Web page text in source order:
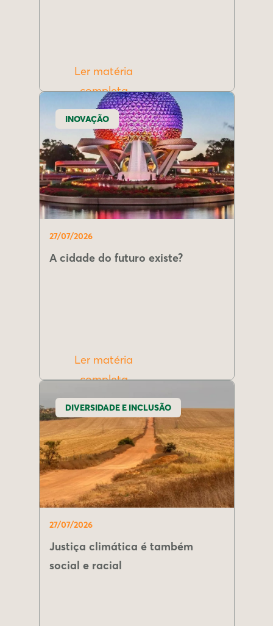
Ler matéria
completa
INOVAÇÃO
27/07/2026
A cidade do futuro existe?
Ler matéria
completa
DIVERSIDADE E INCLUSÃO
27/07/2026
Justiça climática é também
social e racial